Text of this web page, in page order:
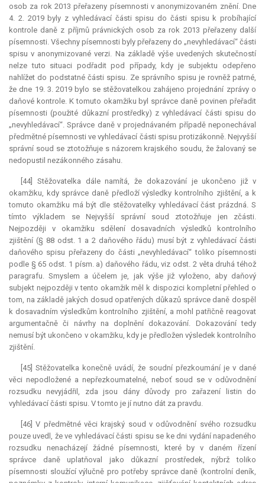
osob za rok 2013 přeřazeny písemnosti v anonymizovaném znění. Dne
4. 2. 2019 byly z vyhledávací části spisu do části spisu k probíhající
kontrole daně z příjmů právnických osob za rok 2013 přeřazeny další
písemnosti. Všechny písemnosti byly přeřazeny do „nevyhledávací“ části
spisu v anonymizované verzi. Na základě výše uvedených skutečností
nelze tuto situaci podřadit pod případy, kdy je subjektu odepřeno
nahlížet do podstatné části spisu. Ze správního spisu je rovněž patrné,
že dne 19. 3. 2019 bylo se stěžovatelkou zahájeno projednání zprávy o
daňové kontrole. K tomuto okamžiku byl správce daně povinen přeřadit
písemnosti (použité důkazní prostředky) z vyhledávací části spisu do
„nevyhledávací“. Správce daně v projednávaném případě neponechával
předmětné písemnosti ve vyhledávací části spisu protizákonně. Nejvyšší
správní soud se ztotožňuje s názorem krajského soudu, že žalovaný se
nedopustil nezákonného zásahu.
[44] Stěžovatelka dále namítá, že dokazování je ukončeno již v
okamžiku, kdy správce daně předloží výsledky kontrolního zjištění, a k
tomuto okamžiku má být dle stěžovatelky vyhledávací část prázdná. S
tímto výkladem se Nejvyšší správní soud ztotožňuje jen zčásti.
Nejpozději v okamžiku sdělení dosavadních výsledků kontrolního
zjištění (§ 88 odst. 1 a 2 daňového řádu) musí být z vyhledávací části
daňového spisu přeřazeny do části „nevyhledávací“ toliko písemnosti
podle § 65 odst. 1 písm. a) daňového řádu, viz odst. 2 věta druhá téhož
paragrafu. Smyslem a účelem je, jak výše již vyloženo, aby daňový
subjekt nejpozději v tento okamžik měl k dispozici kompletní přehled o
tom, na základě jakých dosud opatřených důkazů správce daně dospěl
k dosavadním výsledkům kontrolního zjištění, a mohl patřičně reagovat
argumentačně či návrhy na doplnění dokazování. Dokazování tedy
nemusí být ukončeno v okamžiku, kdy je předložen výsledek kontrolního
zjištění.
[45] Stěžovatelka konečně uvádí, že soudní přezkoumání je v dané
věci nepodložené a nepřezkoumatelné, neboť soud se v odůvodnění
rozsudku nevyjádřil, zda jsou dány důvody pro zařazení listin do
vyhledávací části spisu. V tomto je jí nutno dát za pravdu.
[46] V předmětné věci krajský soud v odůvodnění svého rozsudku
pouze uvedl, že ve vyhledávací části spisu se ke dni vydání napadeného
rozsudku nenacházejí žádné písemnosti, které by v daném řízení
správce daně uplatňoval jako důkazní prostředek, nýbrž toliko
písemnosti sloužící výlučně pro potřeby správce daně (kontrolní deník,